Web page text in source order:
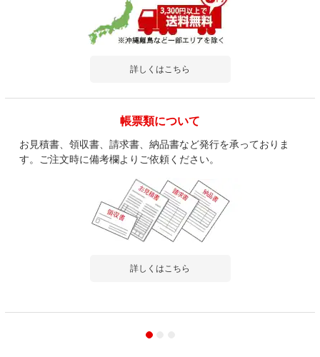
詳しくはこちら
帳票類について
お見積書、領収書、請求書、納品書など発行を承っておりま
す。ご注文時に備考欄よりご依頼ください。
詳しくはこちら